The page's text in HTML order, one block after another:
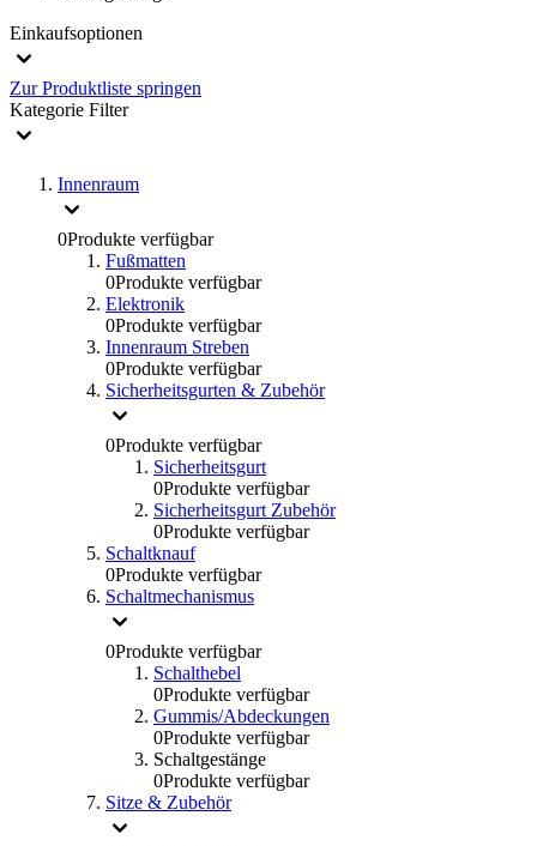
Einkaufsoptionen
Zur Produktliste springen
Kategorie Filter
Innenraum
0Produkte verfügbar
Fußmatten
0Produkte verfügbar
Elektronik
0Produkte verfügbar
Innenraum Streben
0Produkte verfügbar
Sicherheitsgurten & Zubehör
0Produkte verfügbar
Sicherheitsgurt
0Produkte verfügbar
Sicherheitsgurt Zubehör
0Produkte verfügbar
Schaltknauf
0Produkte verfügbar
Schaltmechanismus
0Produkte verfügbar
Schalthebel
0Produkte verfügbar
Gummis/Abdeckungen
0Produkte verfügbar
Schaltgestänge
0Produkte verfügbar
Sitze & Zubehör